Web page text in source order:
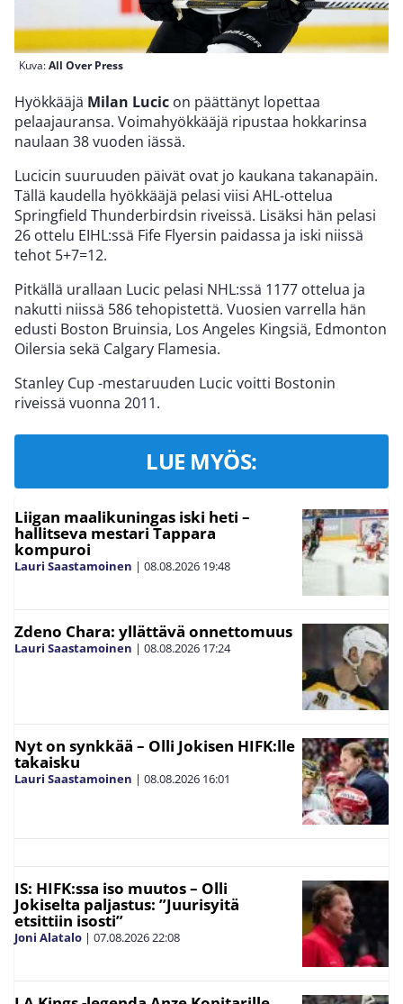
Kuva:All Over Press
Hyökkääjä Milan Lucic on päättänyt lopettaa
pelaajauransa. Voimahyökkääjä ripustaa hokkarinsa
naulaan 38 vuoden iässä.
Lucicin suuruuden päivät ovat jo kaukana takanapäin.
Tällä kaudella hyökkääjä pelasi viisi AHL-ottelua
Springfield Thunderbirdsin riveissä. Lisäksi hän pelasi
26 ottelu EIHL:ssä Fife Flyersin paidassa ja iski niissä
tehot 5+7=12.
Pitkällä urallaan Lucic pelasi NHL:ssä 1177 ottelua ja
nakutti niissä 586 tehopistettä. Vuosien varrella hän
edusti Boston Bruinsia, Los Angeles Kingsiä, Edmonton
Oilersia sekä Calgary Flamesia.
Stanley Cup -mestaruuden Lucic voitti Bostonin
riveissä vuonna 2011.
LUE MYÖS:
Liigan maalikuningas iski heti –
hallitseva mestari Tappara
kompuroi
Lauri Saastamoinen | 08.08.2026 19:48
Zdeno Chara: yllättävä onnettomuus
Lauri Saastamoinen | 08.08.2026 17:24
Nyt on synkkää – Olli Jokisen HIFK:lle
takaisku
Lauri Saastamoinen | 08.08.2026 16:01
IS: HIFK:ssa iso muutos – Olli
Jokiselta paljastus: ”Juurisyitä
etsittiin isosti”
Joni Alatalo | 07.08.202622:08